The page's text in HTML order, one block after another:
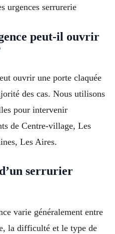
urgences serrurerie
peut-il ouvrir
ouvrir une porte claquée
des cas. Nous utilisons
pour intervenir
de Centre-village, Les
Les Aires.
serrurier
varie généralement entre
la difficulté et le type de